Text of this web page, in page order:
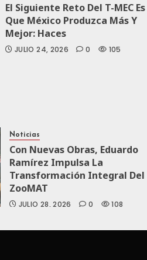
El Siguiente Reto Del T-MEC Es
Que México Produzca Más Y
Mejor: Haces
JULIO 24, 2026 0 105
Noticias
Con Nuevas Obras, Eduardo
Ramírez Impulsa La
Transformación Integral Del
ZooMAT
JULIO 28, 2026 0 108